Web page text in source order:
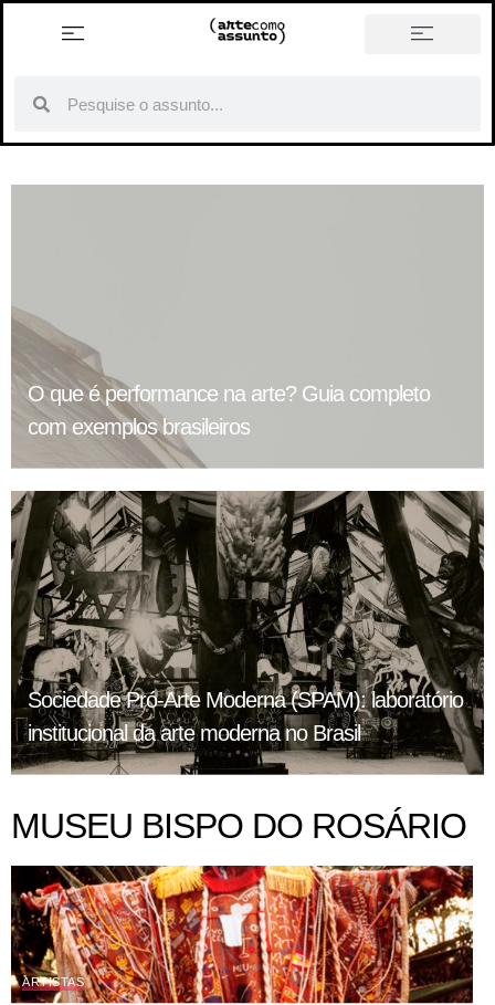
O que é performance na arte? Guia completo
com exemplos brasileiros
Sociedade Pró-Arte Moderna (SPAM): laboratório
institucional da arte moderna no Brasil
MUSEU BISPO DO ROSÁRIO
ARTISTAS